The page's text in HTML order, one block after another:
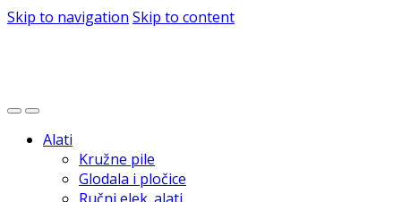
Skip to navigation Skip to content
Alati
Kružne pile
Glodala i pločice